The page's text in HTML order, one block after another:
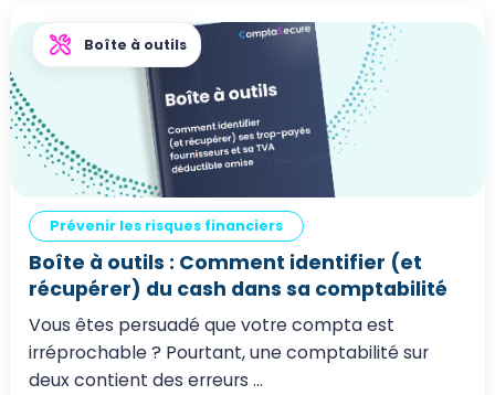
Boîte à outils
Prévenir les risques financiers
Boîte à outils : Comment identifier (et
récupérer) du cash dans sa comptabilité
Vous êtes persuadé que votre compta est
irréprochable ? Pourtant, une comptabilité sur
deux contient des erreurs ...